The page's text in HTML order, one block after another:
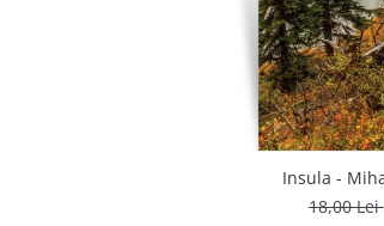
Insula -
18,00 Lei